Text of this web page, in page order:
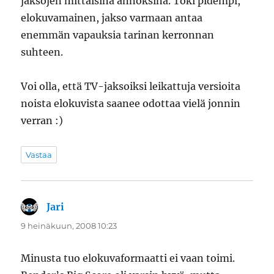
elokuvamainen, jakso varmaan antaa
enemmän vapauksia tarinan kerronnan
suhteen.
Voi olla, että TV-jaksoiksi leikattuja versioita
noista elokuvista saanee odottaa vielä jonnin
verran :)
Vastaa
Jari
9 heinäkuun, 2008 10:23
Minusta tuo elokuvaformaatti ei vaan toimi.